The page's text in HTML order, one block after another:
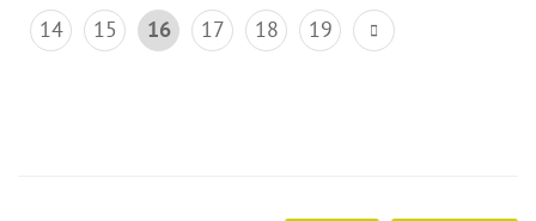
14
15 16 17 18 19